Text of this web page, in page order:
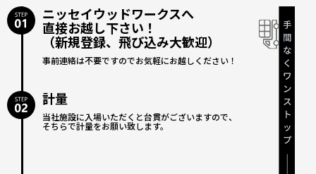
ニッセイウッドワークスへ
直接お越し下さい！
（新規登録、飛び込み大歓迎）
事前連絡は不要ですのでお気軽にお越しください！
計量
当社施設に入場いただくと台貫がございますので、
そちらで計量をお願い致します。